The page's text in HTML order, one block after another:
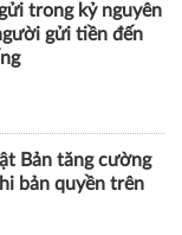
trong kỷ nguyên
gửi tiền đến
Bản tăng cường
bản quyền trên